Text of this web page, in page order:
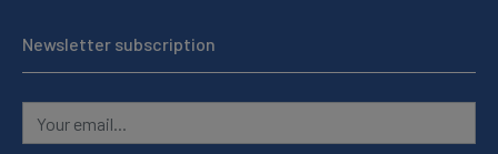
Newsletter subscription